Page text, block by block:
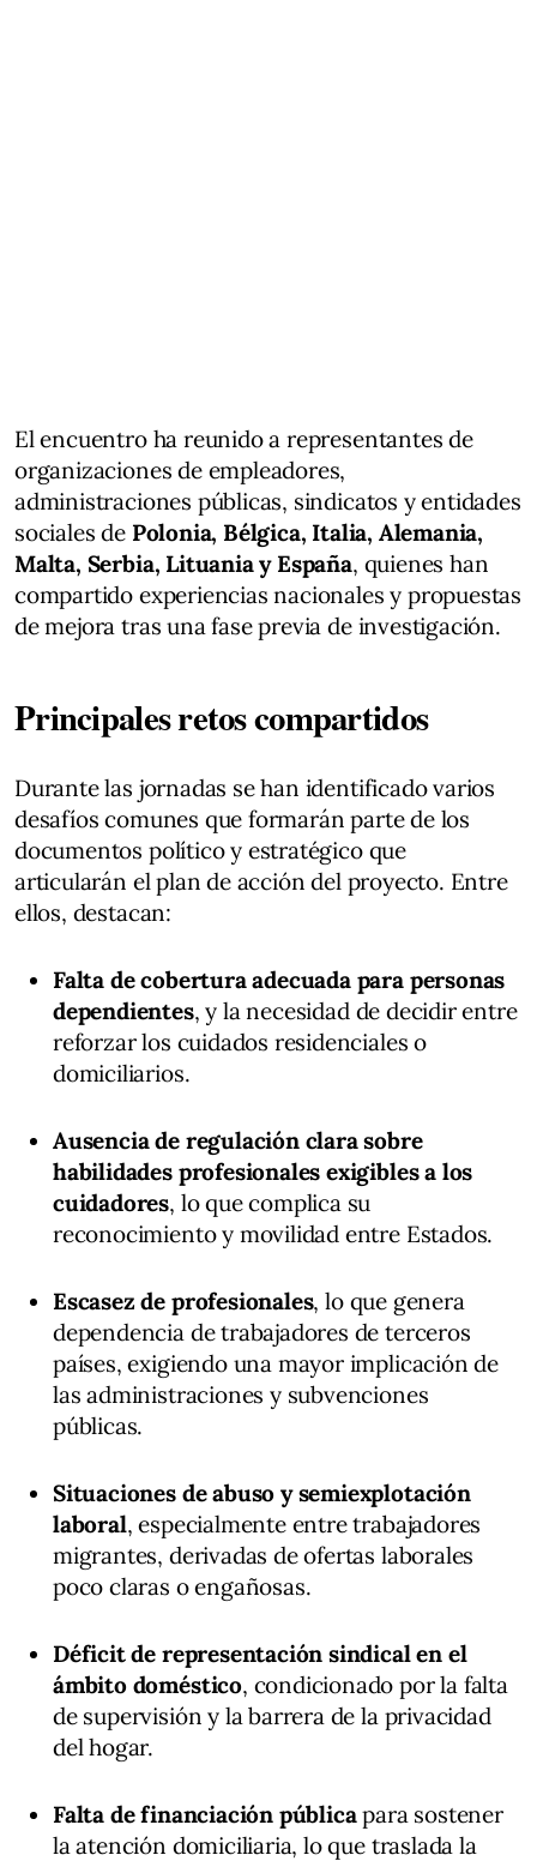
El encuentro ha reunido a representantes de
organizaciones de empleadores,
administraciones públicas, sindicatos y entidades
sociales de Polonia, Bélgica, Italia, Alemania,
Malta, Serbia, Lituania y España, quienes han
compartido experiencias nacionales y propuestas
de mejora tras una fase previa de investigación.
Principales retos compartidos
Durante las jornadas se han identificado varios
desafíos comunes que formarán parte de los
documentos político y estratégico que
articularán el plan de acción del proyecto. Entre
ellos, destacan:
Falta de cobertura adecuada para personas
dependientes, y la necesidad de decidir entre
reforzar los cuidados residenciales o
domiciliarios.
Ausencia de regulación clara sobre
habilidades profesionales exigibles a los
cuidadores, lo que complica su
reconocimiento y movilidad entre Estados.
Escasez de profesionales, lo que genera
dependencia de trabajadores de terceros
países, exigiendo una mayor implicación de
las administraciones y subvenciones
públicas.
Situaciones de abuso y semiexplotación
laboral, especialmente entre trabajadores
migrantes, derivadas de ofertas laborales
poco claras o engañosas.
Déficit de representación sindical en el
ámbito doméstico, condicionado por la falta
de supervisión y la barrera de la privacidad
del hogar.
Falta de financiación públicapara sostener
la atención domiciliaria, lo que traslada la